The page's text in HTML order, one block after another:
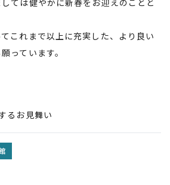
ては健やかに新春をお迎えのことと
これまで以上に充実した、より良い
っています。
るお見舞い